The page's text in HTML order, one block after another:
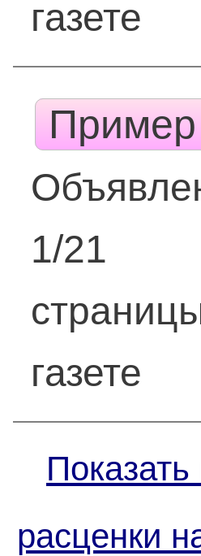
газете
1/21
газете
Показать
расценки